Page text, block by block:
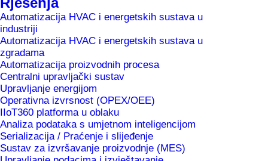
Automatizacija HVAC i energetskih sustava u
industriji
Automatizacija HVAC i energetskih sustava u
zgradama
Automatizacija proizvodnih procesa
Centralni upravljački sustav
Upravljanje energijom
Operativna izvrsnost (OPEX/OEE)
IIoT360 platforma u oblaku
Analiza podataka s umjetnom inteligencijom
Serializacija / Praćenje i slijeđenje
Sustav za izvršavanje proizvodnje (MES)